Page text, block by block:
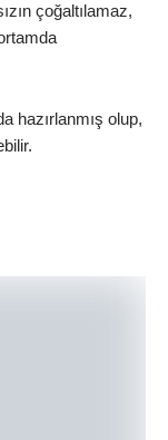
çoğaltılamaz,
hazırlanmış olup,